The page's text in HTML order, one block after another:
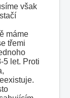
však
máme
třemi
5 let. Proti